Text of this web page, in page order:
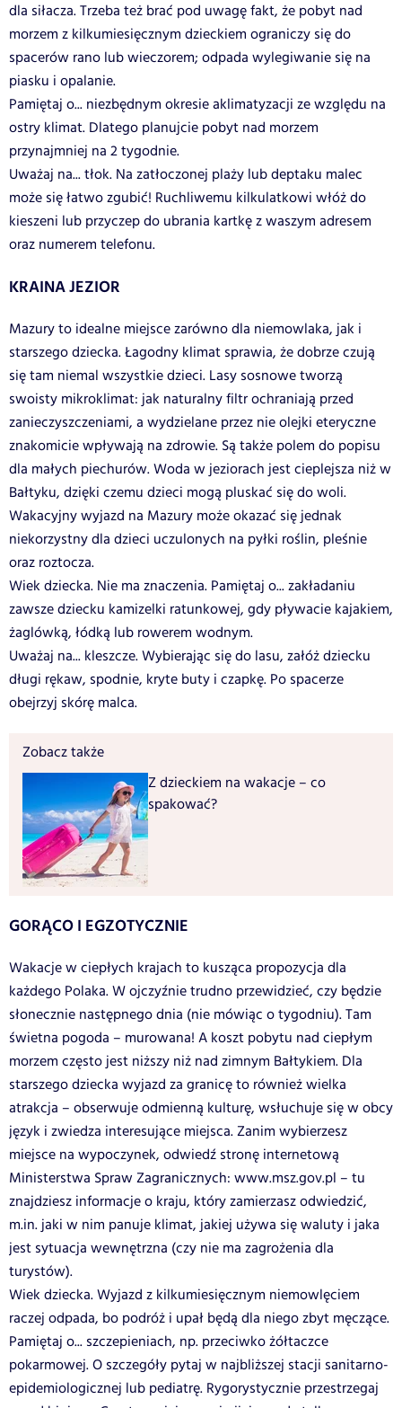
dla siłacza. Trzeba też brać pod uwagę fakt, że pobyt nad
morzem z kilkumiesięcznym dzieckiem ograniczy się do
spacerów rano lub wieczorem; odpada wylegiwanie się na
piasku i opalanie.
Pamiętaj o... niezbędnym okresie aklimatyzacji ze względu na
ostry klimat. Dlatego planujcie pobyt nad morzem
przynajmniej na 2 tygodnie.
Uważaj na... tłok. Na zatłoczonej plaży lub deptaku malec
może się łatwo zgubić! Ruchliwemu kilkulatkowi włóż do
kieszeni lub przyczep do ubrania kartkę z waszym adresem
oraz numerem telefonu.
KRAINA JEZIOR
Mazury to idealne miejsce zarówno dla niemowlaka, jak i
starszego dziecka. Łagodny klimat sprawia, że dobrze czują
się tam niemal wszystkie dzieci. Lasy sosnowe tworzą
swoisty mikroklimat: jak naturalny filtr ochraniają przed
zanieczyszczeniami, a wydzielane przez nie olejki eteryczne
znakomicie wpływają na zdrowie. Są także polem do popisu
dla małych piechurów. Woda w jeziorach jest cieplejsza niż w
Bałtyku, dzięki czemu dzieci mogą pluskać się do woli.
Wakacyjny wyjazd na Mazury może okazać się jednak
niekorzystny dla dzieci uczulonych na pyłki roślin, pleśnie
oraz roztocza.
Wiek dziecka. Nie ma znaczenia. Pamiętaj o... zakładaniu
zawsze dziecku kamizelki ratunkowej, gdy pływacie kajakiem,
żaglówką, łódką lub rowerem wodnym.
Uważaj na... kleszcze. Wybierając się do lasu, załóż dziecku
długi rękaw, spodnie, kryte buty i czapkę. Po spacerze
obejrzyj skórę malca.
Zobacz także
Z dzieckiem na wakacje – co
spakować?
GORĄCO I EGZOTYCZNIE
Wakacje w ciepłych krajach to kusząca propozycja dla
każdego Polaka. W ojczyźnie trudno przewidzieć, czy będzie
słonecznie następnego dnia (nie mówiąc o tygodniu). Tam
świetna pogoda – murowana! A koszt pobytu nad ciepłym
morzem często jest niższy niż nad zimnym Bałtykiem. Dla
starszego dziecka wyjazd za granicę to również wielka
atrakcja – obserwuje odmienną kulturę, wsłuchuje się w obcy
język i zwiedza interesujące miejsca. Zanim wybierzesz
miejsce na wypoczynek, odwiedź stronę internetową
Ministerstwa Spraw Zagranicznych: www.msz.gov.pl – tu
znajdziesz informacje o kraju, który zamierzasz odwiedzić,
m.in. jaki w nim panuje klimat, jakiej używa się waluty i jaka
jest sytuacja wewnętrzna (czy nie ma zagrożenia dla
turystów).
Wiek dziecka. Wyjazd z kilkumiesięcznym niemowlęciem
raczej odpada, bo podróż i upał będą dla niego zbyt męczące.
Pamiętaj o... szczepieniach, np. przeciwko żółtaczce
pokarmowej. O szczegóły pytaj w najbliższej stacji sanitarno-
epidemiologicznej lub pediatrę. Rygorystycznie przestrzegaj